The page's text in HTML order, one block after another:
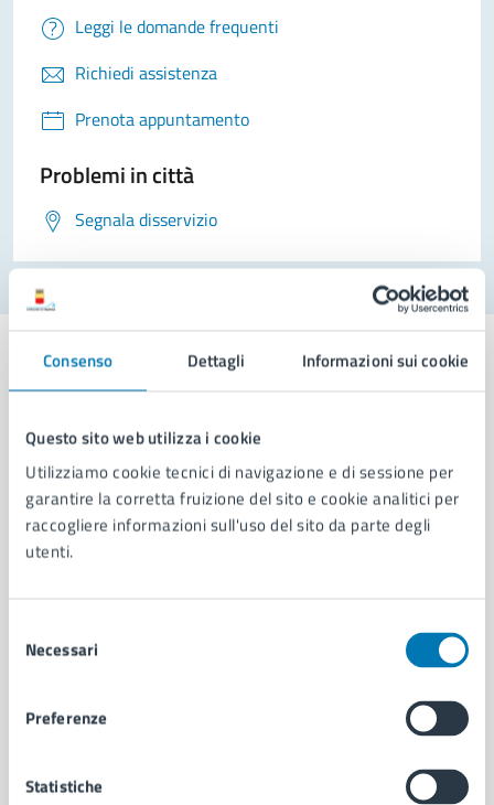
Consenso Dettagli Informazioni sui cookie
Questo sito web utilizza i cookie
Utilizziamo cookie tecnici di navigazione e di sessione per
garantire la corretta fruizione del sito e cookie analitici per
raccogliere informazioni sull'uso del sito da parte degli
utenti.
delNecessari
Preferenze
Statistiche
Leggi le domande frequenti
Richiedi assistenza
Prenota appuntamento
Problemi in città
Segnala disservizio
Comune di Napoli
AMMINISTRAZIONE
Aree amministrative
Organi di governo
Enti e fondazioni
Documenti e dati